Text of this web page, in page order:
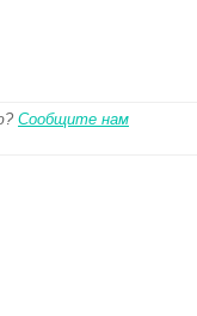
Сообщите нам